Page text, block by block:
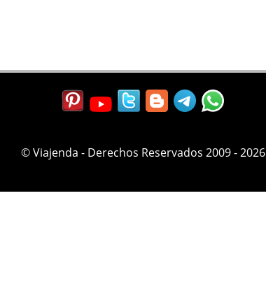
© Viajenda - Derechos Reservados 2009 - 2026